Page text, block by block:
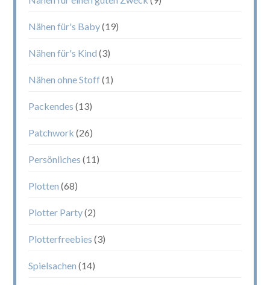
Nähen für's Baby(19)
Nähen für's Kind (3)
Nähen ohne Stoff (1)
Packendes (13)
Patchwork (26)
Persönliches (11)
Plotten (68)
Plotter Party(2)
Plotterfreebies (3)
Spielsachen (14)